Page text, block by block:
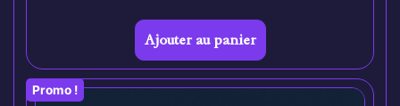
Ajouter au panier
Promo !